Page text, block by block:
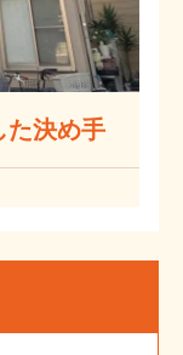
た決め手